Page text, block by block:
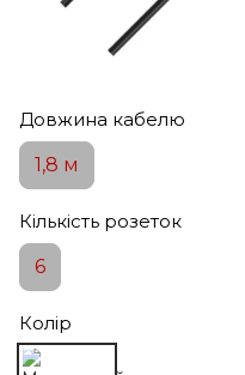
Довжина кабелю
1,8 м
Кількість розеток
6
Колір